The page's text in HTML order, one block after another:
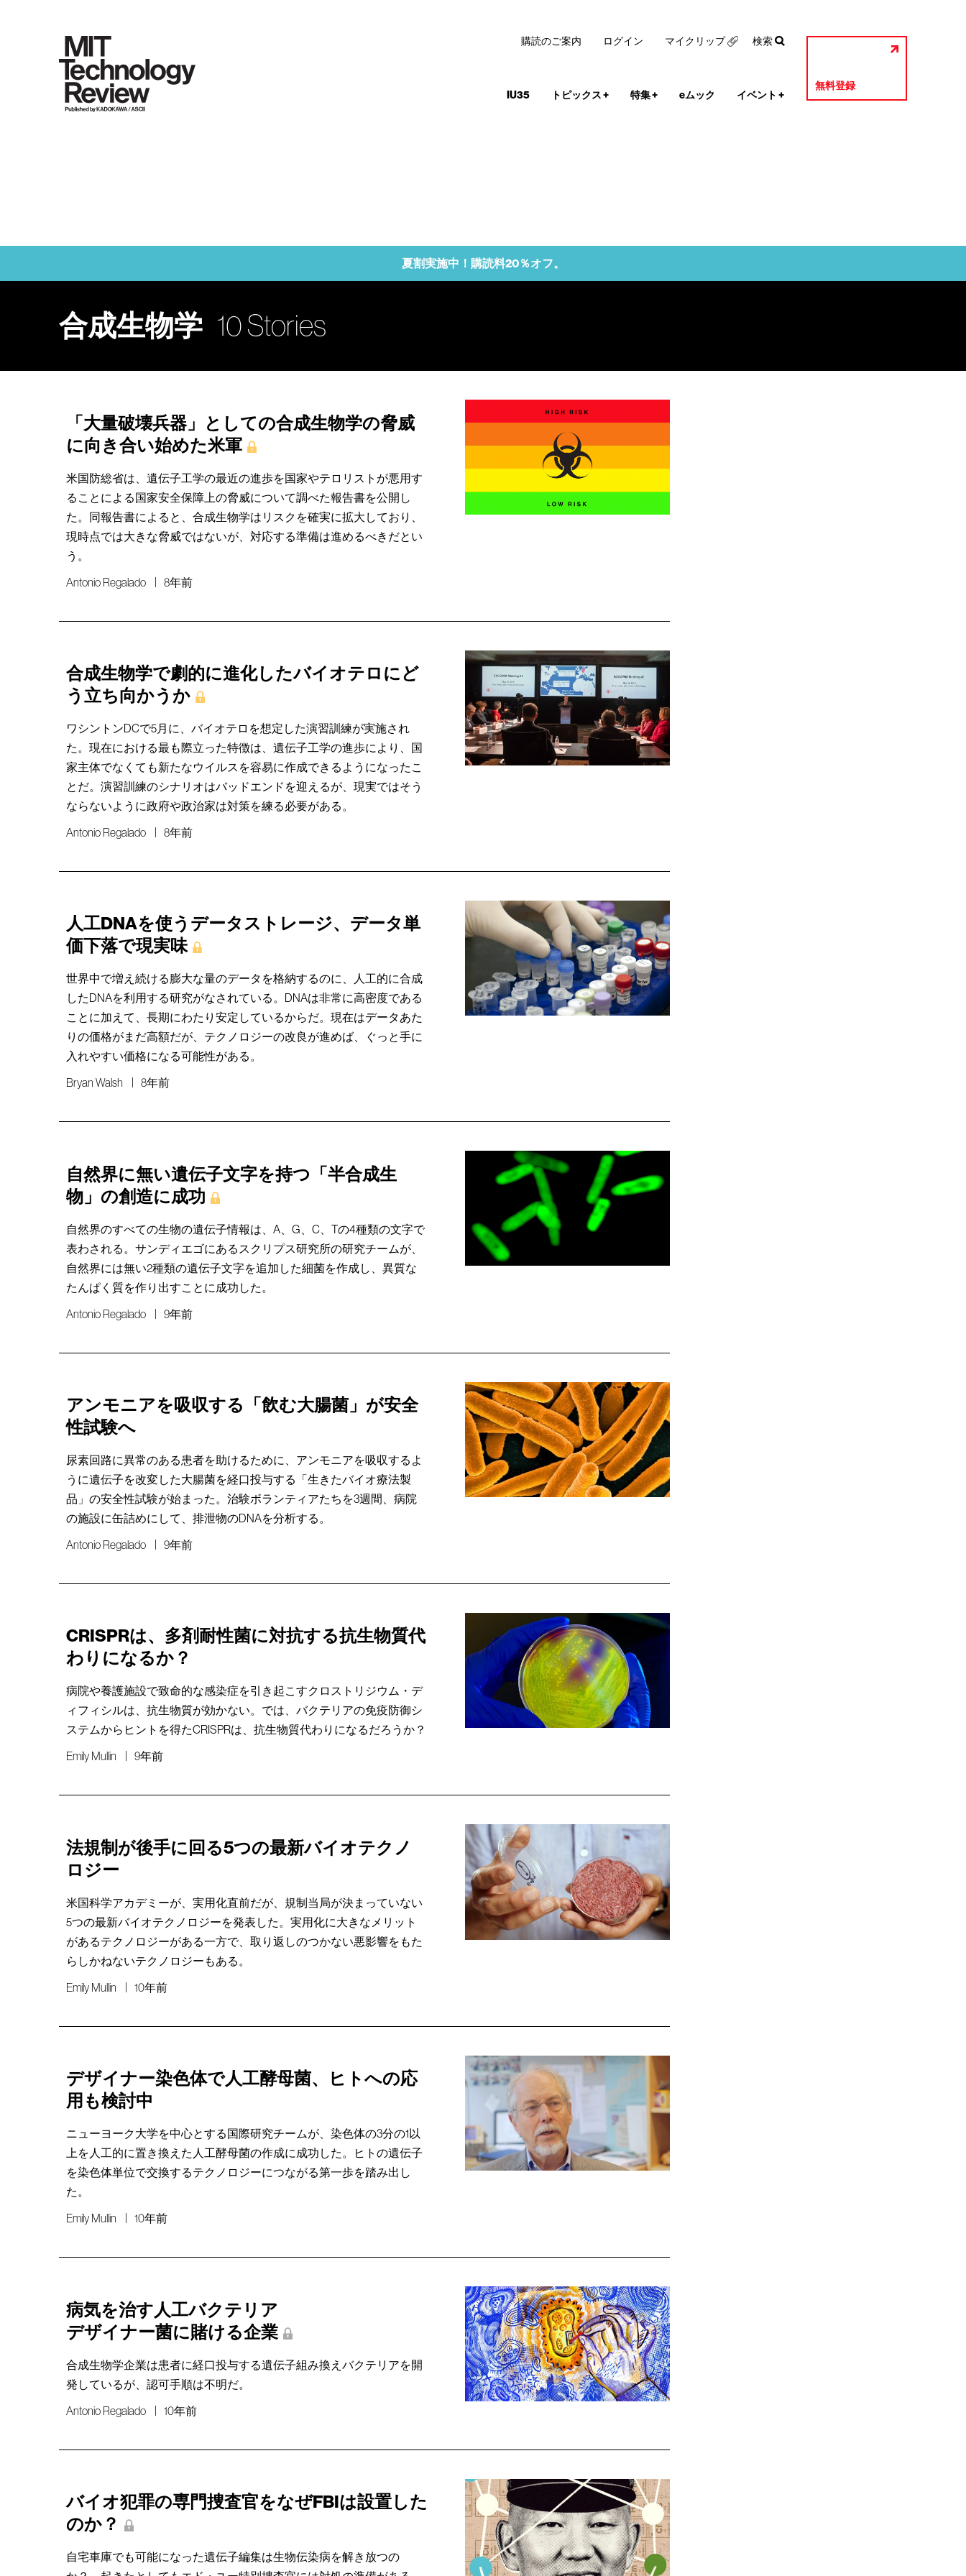
IU35 トピックス+ 特集+ eムック イベント +
無料登録
購読のご案内 ログイン マイクリップ 検索
夏割実施中！購読料20％オフ。
合成生物学 10 Stories
「大量破壊兵器」としての合成生物学の脅威
に向き合い始めた米軍
米国防総省は、遺伝子工学の最近の進歩を国家やテロリストが悪用す
ることによる国家安全保障上の脅威について調べた報告書を公開し
た。同報告書によると、合成生物学はリスクを確実に拡大しており、
現時点では大きな脅威ではないが、対応する準備は進めるべきだとい
う。
Antonio Regalado 8年前
合成生物学で劇的に進化したバイオテロにど
う立ち向かうか
ワシントンDCで5月に、バイオテロを想定した演習訓練が実施され
た。現在における最も際立った特徴は、遺伝子工学の進歩により、国
家主体でなくても新たなウイルスを容易に作成できるようになったこ
とだ。演習訓練のシナリオはバッドエンドを迎えるが、現実ではそう
ならないように政府や政治家は対策を練る必要がある。
Antonio Regalado 8年前
人工DNAを使うデータストレージ、データ単
価下落で現実味
世界中で増え続ける膨大な量のデータを格納するのに、人工的に合成
したDNAを利用する研究がなされている。DNAは非常に高密度である
ことに加えて、長期にわたり安定しているからだ。現在はデータあた
りの価格がまだ高額だが、テクノロジーの改良が進めば、ぐっと手に
入れやすい価格になる可能性がある。
Bryan Walsh 8年前
自然界に無い遺伝子文字を持つ「半合成生
物」の創造に成功
自然界のすべての生物の遺伝子情報は、A、G、C、Tの4種類の文字で
表わされる。サンディエゴにあるスクリプス研究所の研究チームが、
自然界には無い2種類の遺伝子文字を追加した細菌を作成し、異質な
たんぱく質を作り出すことに成功した。
Antonio Regalado 9年前
アンモニアを吸収する「飲む大腸菌」が安全
性試験へ
尿素回路に異常のある患者を助けるために、アンモニアを吸収するよ
うに遺伝子を改変した大腸菌を経口投与する「生きたバイオ療法製
品」の安全性試験が始まった。治験ボランティアたちを3週間、病院
の施設に缶詰めにして、排泄物のDNAを分析する。
Antonio Regalado 9年前
CRISPRは、多剤耐性菌に対抗する抗生物質代
わりになるか？
病院や養護施設で致命的な感染症を引き起こすクロストリジウム・デ
ィフィシルは、抗生物質が効かない。では、バクテリアの免疫防御シ
ステムからヒントを得たCRISPRは、抗生物質代わりになるだろうか？
Emily Mullin 9年前
法規制が後手に回る5つの最新バイオテクノ
ロジー
米国科学アカデミーが、実用化直前だが、規制当局が決まっていない
5つの最新バイオテクノロジーを発表した。実用化に大きなメリット
があるテクノロジーがある一方で、取り返しのつかない悪影響をもた
らしかねないテクノロジーもある。
Emily Mullin 10年前
デザイナー染色体で人工酵母菌、ヒトへの応
用も検討中
ニューヨーク大学を中心とする国際研究チームが、染色体の3分の1以
上を人工的に置き換えた人工酵母菌の作成に成功した。ヒトの遺伝子
を染色体単位で交換するテクノロジーにつながる第一歩を踏み出し
た。
Emily Mullin 10年前
病気を治す人工バクテリア
デザイナー菌に賭ける企業
合成生物学企業は患者に経口投与する遺伝子組み換えバクテリアを開
発しているが、認可手順は不明だ。
Antonio Regalado 10年前
バイオ犯罪の専門捜査官をなぜFBIは設置した
のか？
自宅車庫でも可能になった遺伝子編集は生物伝染病を解き放つの